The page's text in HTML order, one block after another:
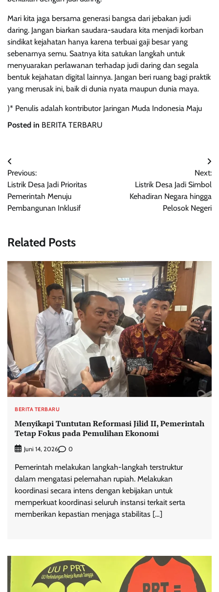
Mari kita jaga bersama generasi bangsa dari jebakan judi
daring. Jangan biarkan saudara-saudara kita menjadi korban
sindikat kejahatan hanya karena terbuai gaji besar yang
sebenarnya semu. Saatnya kita satukan langkah untuk
menyuarakan perlawanan terhadap judi daring dan segala
bentuk kejahatan digital lainnya. Jangan beri ruang bagi praktik
yang merusak ini, baik di dunia nyata maupun dunia maya.
)* Penulis adalah kontributor Jaringan Muda Indonesia Maju
Posted in BERITA TERBARU
Navigasi
pos
Previous:
Listrik Desa Jadi Prioritas
Pemerintah Menuju
Pembangunan Inklusif
Next:
Listrik Desa Jadi Simbol
Kehadiran Negara hingga
Pelosok Negeri
Related Posts
BERITA TERBARU
Menyikapi Tuntutan Reformasi Jilid II, Pemerintah
Tetap Fokus pada Pemulihan Ekonomi
Juni 14, 2026 0
Pemerintah melakukan langkah-langkah terstruktur
dalam mengatasi pelemahan rupiah. Melakukan
koordinasi secara intens dengan kebijakan untuk
memperkuat koordinasi seluruh instansi terkait serta
memberikan kepastian menjaga stabilitas […]